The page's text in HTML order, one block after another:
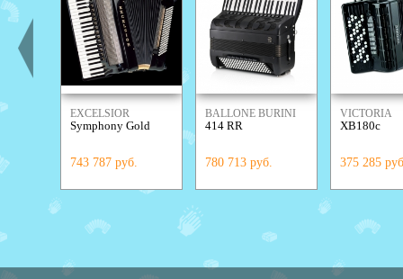
EXCELSIOR
Symphony Gold
743 787 руб.
BALLONE BURINI
414 RR
780 713 руб.
VICTORIA
XB180c
375 285